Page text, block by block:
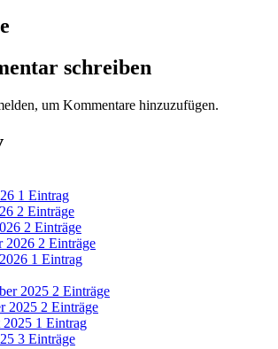
schreiben
um Kommentare hinzuzufügen.
1 Eintrag
2 Einträge
2 Einträge
2026 2 Einträge
1 Eintrag
2025 2 Einträge
2025 2 Einträge
2025 1 Eintrag
3 Einträge